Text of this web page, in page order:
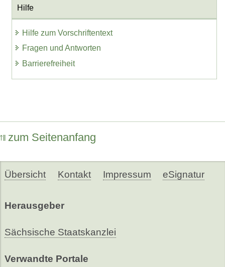
Hilfe
Hilfe zum Vorschriftentext
Fragen und Antworten
Barrierefreiheit
zum Seitenanfang
Übersicht Kontakt Impressum eSignatur
Herausgeber
Sächsische Staatskanzlei
Verwandte Portale